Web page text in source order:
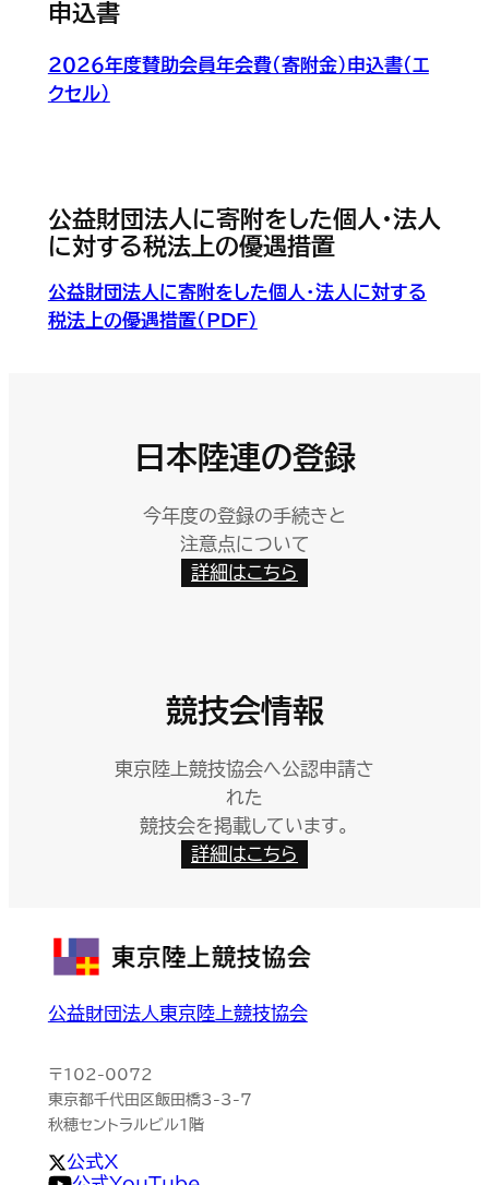
申込書
２０２６年度賛助会員年会費（寄附金）申込書（エ
クセル）
公益財団法人に寄附をした個人・法人
に対する税法上の優遇措置
公益財団法人に寄附をした個人・法人に対する
税法上の優遇措置（PDF）
日本陸連の登録
今年度の登録の手続きと
注意点について
詳細はこちら
競技会情報
東京陸上競技協会へ公認申請さ
れた
競技会を掲載しています。
詳細はこちら
公益財団法人東京陸上競技協会
〒102-0072
東京都千代田区飯田橋3-3-7
秋穂セントラルビル1階
公式X